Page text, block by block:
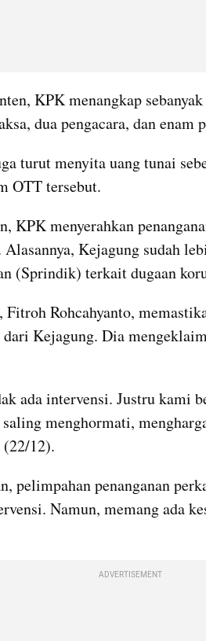
KPK menangkap
dua pengacara, dan enam
turut menyita uang tunai
OTT tersebut.
KPK menyerahkan
Kejagung sudah
(Sprindik) terkait dugaan
Rohcahyanto,
Kejagung. Dia
ada intervensi. Justru kami
menghormati,
(22/12).
pelimpahan penanganan
Namun, memang ada
ADVERTISEMENT